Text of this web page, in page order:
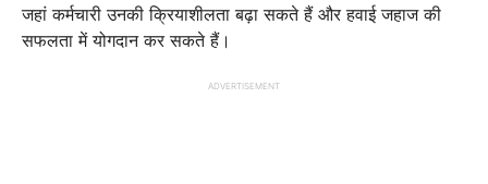
जहां कर्मचारी उनकी क्रियाशीलता बढ़ा सकते हैं और हवाई जहाज की
सफलता में योगदान कर सकते हैं।
ADVERTISEMENT